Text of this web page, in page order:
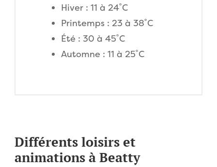
Hiver : 11 à 24˚C
Printemps : 23 à 38˚C
Été : 30 à 45˚C
Automne : 11 à 25˚C
Différents loisirs et
animations à Beatty